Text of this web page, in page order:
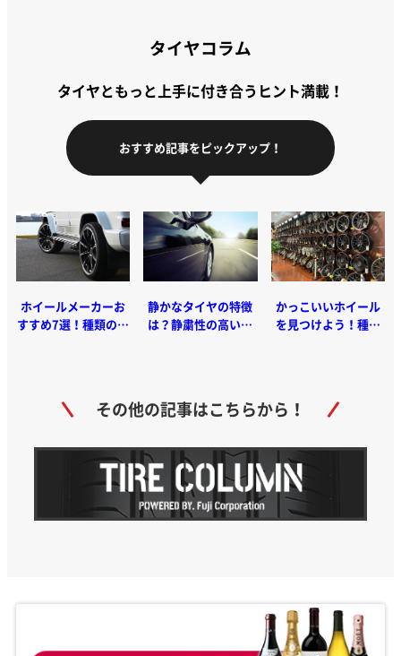
タイヤコラム
タイヤともっと上手に付き合うヒント満載！
おすすめ記事をピックアップ！
ホイールメーカーお
すすめ7選！種類の解
静かなタイヤの特徴
は？静粛性の高いタ
かっこいいホイール
を見つけよう！種類
その他の記事はこちらから！